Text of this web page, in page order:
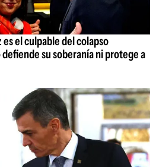
es el culpable del colapso
su soberanía ni protege a